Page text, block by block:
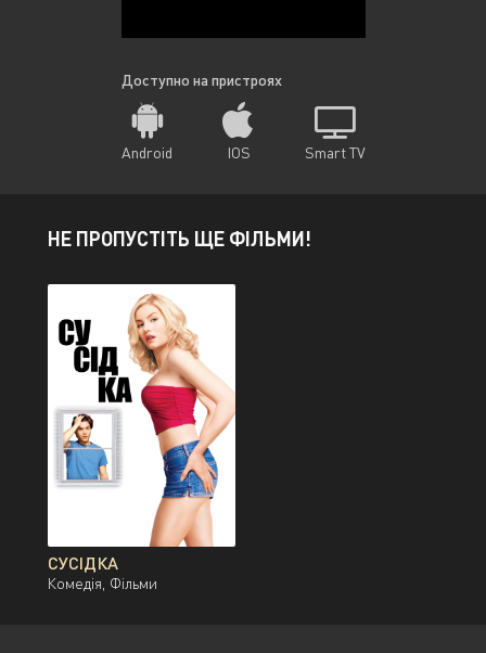
Доступно на пристроях
Android IOS Smart TV
НЕ ПРОПУСТІТЬ ЩЕ ФІЛЬМИ!
СУСІДКА
Комедія, Фільми